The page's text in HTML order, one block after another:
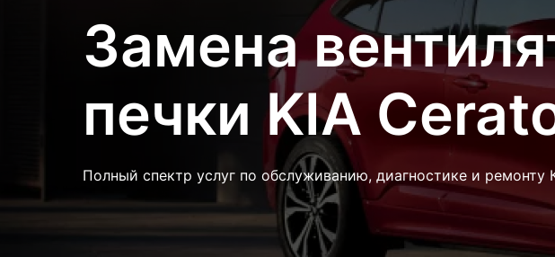
Замена
печки KIA
Полный спектр услуг по обслуживанию, диагностике и ремонту